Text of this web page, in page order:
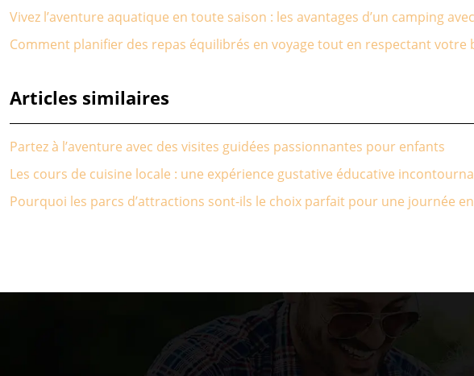
Vivez l’aventure aquatique en toute saison : les avantages d’un camping
Comment planifier des repas équilibrés en voyage tout en respectant votre
Articles similaires
Partez à l’aventure avec des visites guidées passionnantes pour enfants
Les cours de cuisine locale : une expérience gustative éducative
Pourquoi les parcs d’attractions sont-ils le choix parfait pour une journée